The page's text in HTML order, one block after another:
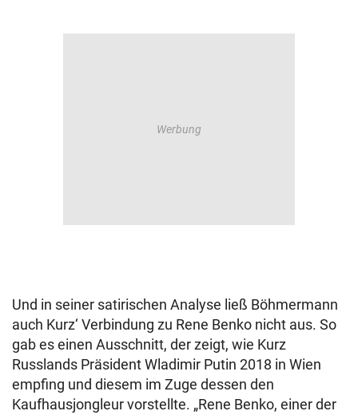
Und in seiner satirischen Analyse ließ Böhmermann
auch Kurz‘ Verbindung zu Rene Benko nicht aus. So
gab es einen Ausschnitt, der zeigt, wie Kurz
Russlands Präsident Wladimir Putin 2018 in Wien
empfing und diesem im Zuge dessen den
Kaufhausjongleur vorstellte. „Rene Benko, einer der